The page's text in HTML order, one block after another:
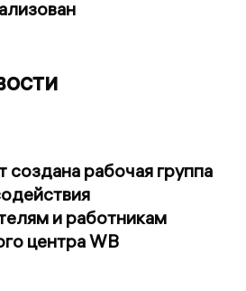
создана рабочая группа
и работникам
центра WB